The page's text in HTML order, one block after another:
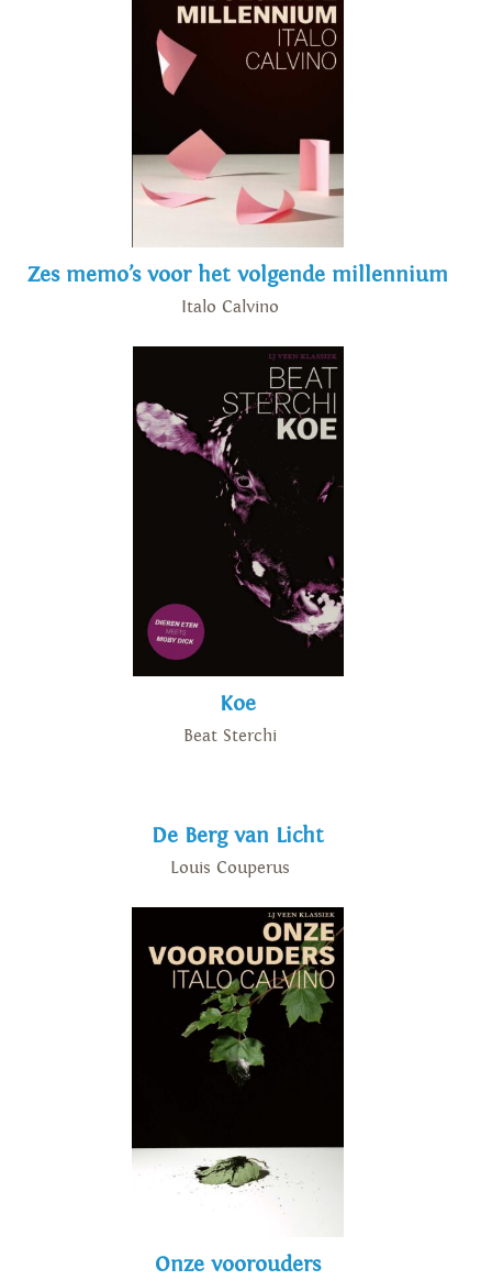
Zes memo’s voor het volgende millennium
Italo Calvino
Koe
Beat Sterchi
De Berg van Licht
Louis Couperus
Onze voorouders